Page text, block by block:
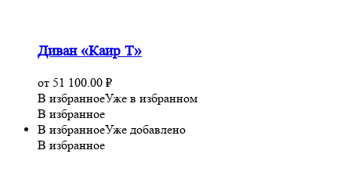
Диван «Каир Т»
от 51 100.00 ₽
В избранноеУже в избранном
В избранное
В избранноеУже добавлено
В избранное